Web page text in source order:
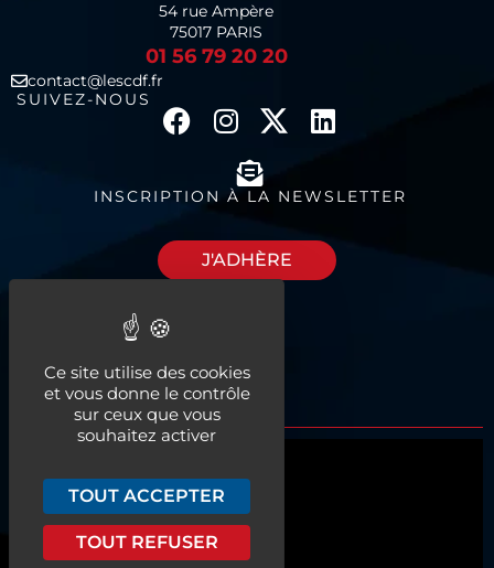
54 rue Ampère
75017 PARIS
01 56 79 20 20
contact@lescdf.fr
SUIVEZ-NOUS
INSCRIPTION À LA NEWSLETTER
J'ADHÈRE
espaces à louer
Actualités
Nos services
Ce site utilise des cookies
et vous donne le contrôle
sur ceux que vous
souhaitez activer
TOUT ACCEPTER
TOUT REFUSER